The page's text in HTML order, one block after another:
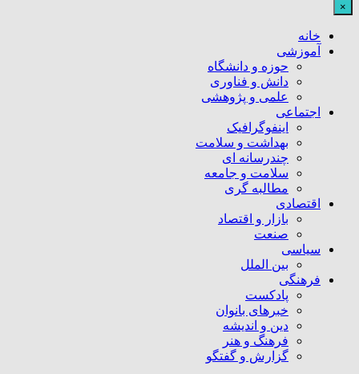
×
خانه
آموزشی
حوزه و دانشگاه
دانش و فناوری
علمی و پژوهشی
اجتماعی
اینفوگرافیک
بهداشت و سلامت
چندرسانه ای
سلامت و جامعه
مطالبه گری
اقتصادی
بازار و اقتصاد
صنعت
سیاسی
بین الملل
فرهنگی
پادکست
خبرهای بانوان
دین و اندیشه
فرهنگ و هنر
گزارش و گفتگو